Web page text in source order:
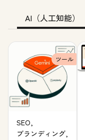
AI（人工知能）
ツール
SEO,
ブランディング,